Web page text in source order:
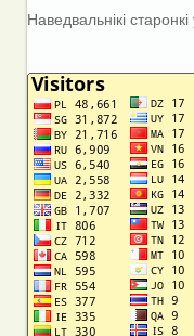
Наведвальнікі